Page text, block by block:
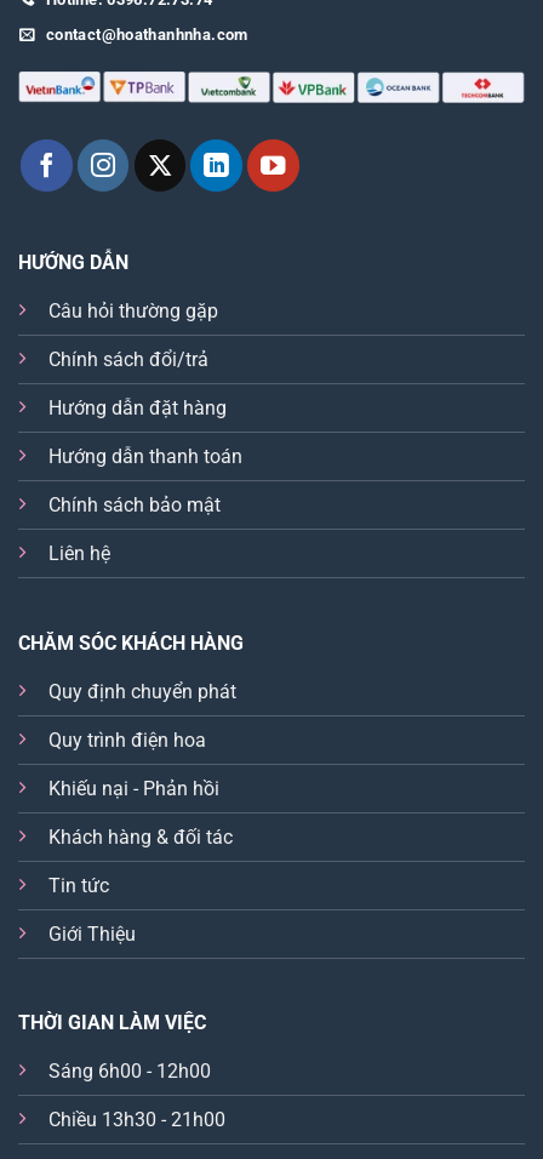
contact@hoathanhnha.com
HƯỚNG DẪN
Câu hỏi thường gặp
Chính sách đổi/trả
Hướng dẫn đặt hàng
Hướng dẫn thanh toán
Chính sách bảo mật
Liên hệ
CHĂM SÓC KHÁCH HÀNG
Quy định chuyển phát
Quy trình điện hoa
Khiếu nại - Phản hồi
Khách hàng & đối tác
Tin tức
Giới Thiệu
THỜI GIAN LÀM VIỆC
Sáng 6h00 - 12h00
Chiều 13h30 - 21h00